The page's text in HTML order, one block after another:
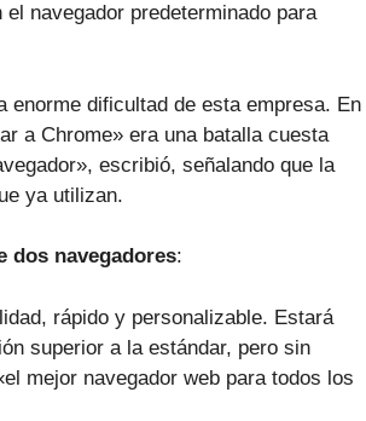
navegador predeterminado para
enorme dificultad de esta empresa. En
a Chrome» era una batalla cuesta
escribió, señalando que la
ya utilizan.
dos navegadores:
rápido y personalizable. Estará
superior a la estándar, pero sin
mejor navegador web para todos los